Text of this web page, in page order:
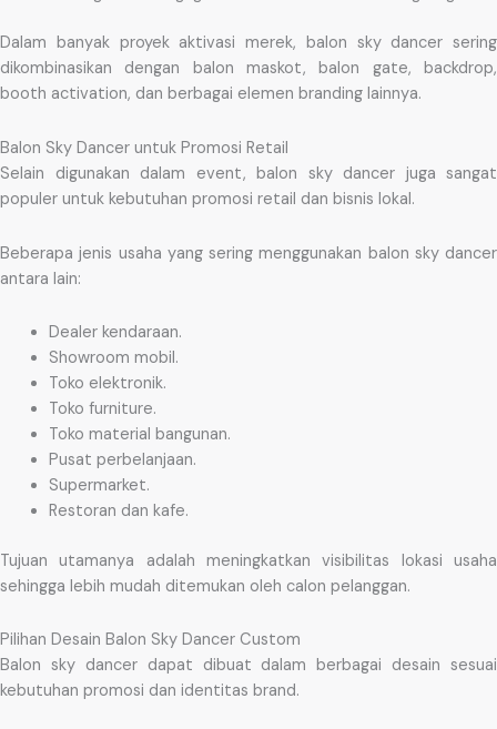
Dalam banyak proyek aktivasi merek, balon sky dancer sering
dikombinasikan dengan balon maskot, balon gate, backdrop,
booth activation, dan berbagai elemen branding lainnya.
Balon Sky Dancer untuk Promosi Retail
Selain digunakan dalam event, balon sky dancer juga sangat
populer untuk kebutuhan promosi retail dan bisnis lokal.
Beberapa jenis usaha yang sering menggunakan balon sky dancer
antara lain:
Dealer kendaraan.
Showroom mobil.
Toko elektronik.
Toko furniture.
Toko material bangunan.
Pusat perbelanjaan.
Supermarket.
Restoran dan kafe.
Tujuan utamanya adalah meningkatkan visibilitas lokasi usaha
sehingga lebih mudah ditemukan oleh calon pelanggan.
Pilihan Desain Balon Sky Dancer Custom
Balon sky dancer dapat dibuat dalam berbagai desain sesuai
kebutuhan promosi dan identitas brand.